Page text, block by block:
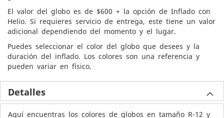
El valor del globo es de $600 + la opción de Inflado con
Helio. Si requieres servicio de entrega, este tiene un valor
adicional dependiendo del momento y el lugar.
Puedes seleccionar el color del globo que desees y la
duración del inflado. Los colores son una referencia y
pueden variar en físico.
Detalles
Aquí encuentras los colores de globos en tamaño R-12 y